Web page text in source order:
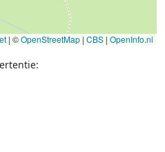
| ©OpenStreetMap | CBS | OpenInfo.nl